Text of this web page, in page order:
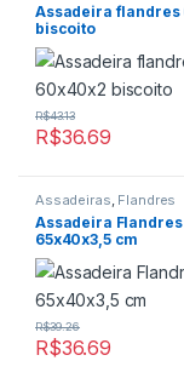
Assadeira flandres
biscoito
R$36.69
R$43.13
Assadeiras, Flandres
Assadeira Flandres
65x40x3,5 cm
R$36.69
R$39.26